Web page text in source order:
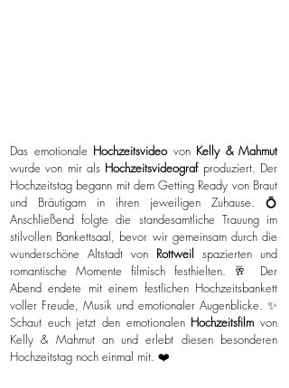
Das emotionale Hochzeitsvideovon Kelly & Mahmut
wurde von mir als Hochzeitsvideograf produziert. Der
Hochzeitstag begann mit dem Getting Ready von Braut
und Bräutigam in ihren jeweiligen Zuhause. 💍
Anschließend folgte die standesamtliche Trauung im
stilvollen Bankettsaal, bevor wir gemeinsam durch die
wunderschöne Altstadt von Rottweil spazierten und
romantische Momente filmisch festhielten. 🥂 Der
Abend endete mit einem festlichen Hochzeitsbankett
voller Freude, Musik und emotionaler Augenblicke. ✨
Schaut euch jetzt den emotionalen Hochzeitsfilmvon
Kelly & Mahmut an und erlebt diesen besonderen
Hochzeitstag noch einmal mit. ❤️